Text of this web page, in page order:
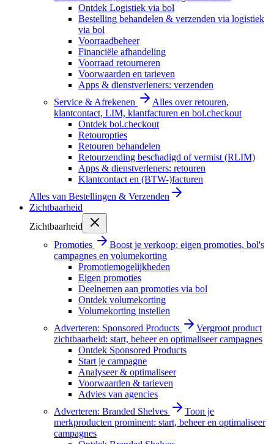
Ontdek Logistiek via bol
Bestelling behandelen & verzenden via logistiek
via bol
Voorraadbeheer
Financiële afhandeling
Voorraad retourneren
Voorwaarden en tarieven
Apps & dienstverleners: verzenden
Service & Afrekenen
Alles over retouren,
klantcontact, LIM, klantfacturen en bol.checkout
Ontdek bol.checkout
Retouropties
Retouren behandelen
Retourzending beschadigd of vermist (RLIM)
Apps & dienstverleners: retouren
Klantcontact en (BTW-)facturen
Alles van Bestellingen & Verzenden
Zichtbaarheid
Zichtbaarheid
Promoties
Boost je verkoop: eigen promoties, bol's
campagnes en volumekorting
Promotiemogelijkheden
Eigen promoties
Deelnemen aan promoties via bol
Ontdek volumekorting
Volumekorting instellen
Adverteren: Sponsored Products
Vergroot product
zichtbaarheid: start, beheer en optimaliseer campagnes
Ontdek Sponsored Products
Start je campagne
Analyseer & optimaliseer
Voorwaarden & tarieven
Advies van agencies
Adverteren: Branded Shelves
Toon je
merkproducten prominent: start, beheer en optimaliseer
campagnes